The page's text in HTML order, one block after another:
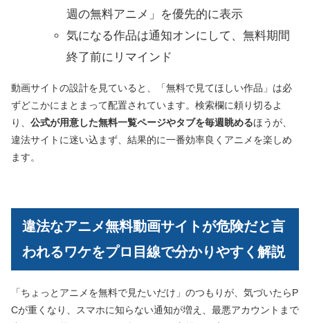
週の無料アニメ」を優先的に表示
気になる作品は通知オンにして、無料期間
終了前にリマインド
動画サイトの設計を見ていると、「無料で見てほしい作品」は必
ずどこかにまとまって配置されています。検索欄に頼り切るよ
り、 公式が用意した無料一覧ページやタブを毎週眺めるほうが、
違法サイトに迷い込まず、結果的に一番効率良くアニメを楽しめ
ます。
違法なアニメ無料動画サイトが危険だと言
われるワケをプロ目線で分かりやすく解説
「ちょっとアニメを無料で見たいだけ」のつもりが、気づいたらP
Cが重くなり、スマホに知らない通知が増え、最悪アカウントまで